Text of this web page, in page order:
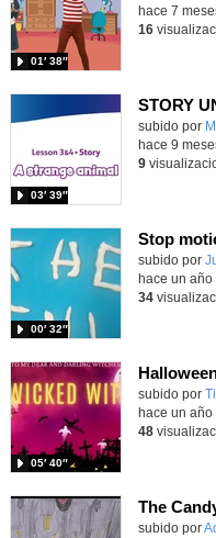
01′ 38″
hace 7
16
STORY
Contenido
subido por
03′ 39″
hace 9
9
Contenido
subido por
00′ 32″
hace un año
34
Contenido
subido por
05′ 40″
hace un año
48
The
Contenido
subido por